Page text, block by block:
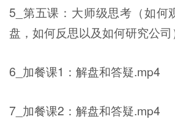
5_第五课：大师级思考（如何
盘，如何反思以及如何研究公
6_加餐课1：解盘和答疑.mp4
7_加餐课2：解盘和答疑.mp4